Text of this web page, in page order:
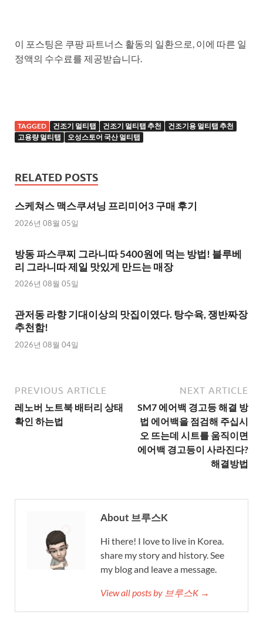
이 포스팅은 쿠팡 파트너스 활동의 일환으로, 이에 따른 일
정액의 수수료를 제공받습니다.
TAGGED 건조기 멀티탭 건조기 멀티탭 추천
건조기용 멀티탭 추천
고용량 멀티탭
오성스토어 국산 멀티탭
RELATED POSTS
스케쳐스 맥스쿠셔닝 프리미어3 구매 후기
2026년 08월 05일
방동 파스쿠찌 그라니따 5400원에 먹는 방법! 블루베
리 그라니따 제일 맛있게 만드는 매장
2026년 08월 05일
관저동 라향 기대이상의 맛집이였다. 탕수육, 쟁반짜장
추천함!
2026년 08월 04일
PREVIOUS ARTICLE
레노버 노트북 배터리 상태
확인 하는법
NEXT ARTICLE
SM7 에어백 경고등 해결 방
법 에어백을 점검해 주십시
오 뜨는데 시트를 움직이면
에어백 경고등이 사라진다?
해결방법
About 브루스K
Hi there! I love to live in Korea.
share my story and history. See
my blog and leave a message.
View all posts by 브루스K →